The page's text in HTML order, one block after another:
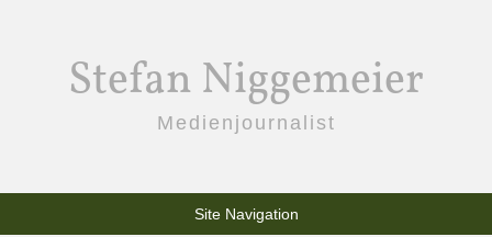
Stefan Niggemeier
Medienjournalist
Site Navigation